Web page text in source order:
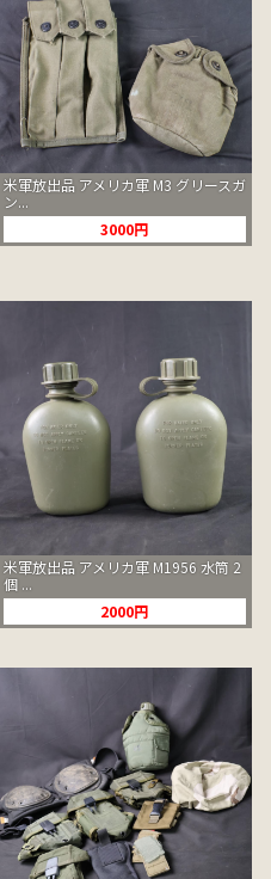
米軍放出品 アメリカ軍 M3 グリースガ
ン...
3000円
米軍放出品 アメリカ軍 M1956 水筒 2
個 ...
2000円